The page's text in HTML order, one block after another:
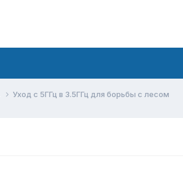
Уход с 5ГГц в 3.5ГГц для борьбы с лесом